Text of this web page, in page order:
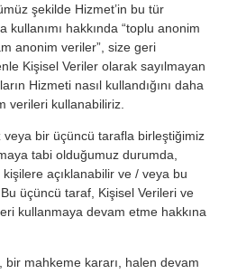
şekilde Hizmet’in bu tür
hakkında “toplu anonim
anonim veriler”, size geri
Kişisel Veriler olarak sayılmayan
Hizmeti nasıl kullandığını daha
verileri kullanabiliriz.
bir üçüncü tarafla birleştiğimiz
tabi olduğumuz durumda,
açıklanabilir ve / veya bu
üçüncü taraf, Kişisel Verileri ve
kullanmaya devam etme hakkına
bir mahkeme kararı, halen devam